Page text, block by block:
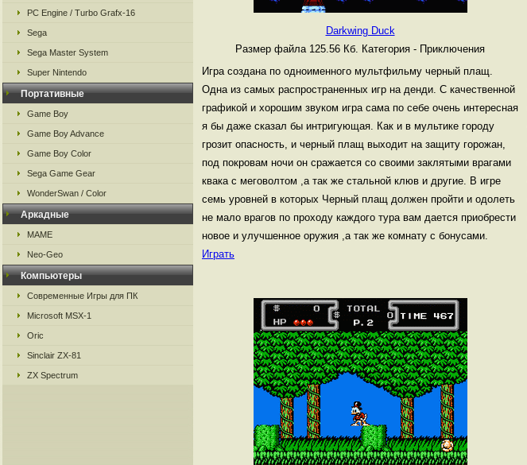
PC Engine / Turbo Grafx-16
Sega
Sega Master System
Super Nintendo
Портативные
Game Boy
Game Boy Advance
Game Boy Color
Sega Game Gear
WonderSwan / Color
Аркадные
MAME
Neo-Geo
Компьютеры
Современные Игры для ПК
Microsoft MSX-1
Oric
Sinclair ZX-81
ZX Spectrum
Darkwing Duck
Размер файла 125.56 Кб. Категория - Приключения
Игра создана по одноименного мультфильму черный плащ.
Одна из самых распространенных игр на денди. С качественной
графикой и хорошим звуком игра сама по себе очень интересная
я бы даже сказал бы интригующая. Как и в мультике городу
грозит опасность, и черный плащ выходит на защиту горожан,
под покровам ночи он сражается со своими заклятыми врагами
квака с меговолтом ,а так же стальной клюв и другие. В игре
семь уровней в которых Черный плащ должен пройти и одолеть
не мало врагов по проходу каждого тура вам дается приобрести
новое и улучшенное оружия ,а так же комнату с бонусами.
Играть